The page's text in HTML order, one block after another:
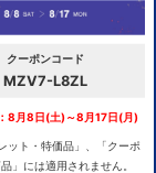
クーポンコード
MZV7-L8ZL
8月8日(土)～8月17日(月)
ット・特価品」、「クーポ
」には適用されません。